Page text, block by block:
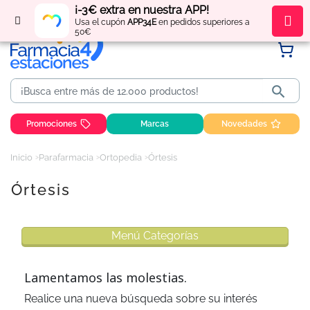
¡-3€ extra en nuestra APP!
Usa el cupón APP34Een pedidos superiores a
50€
Regístratey obténpuntos por tus compras

Promociones Marcas Novedades
Inicio Parafarmacia Ortopedia Órtesis
Órtesis
Menú Categorías
Lamentamos las molestias.
Realice una nueva búsqueda sobre su interés